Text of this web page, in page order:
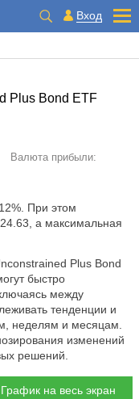
Вход
Plus Bond ETF
Валюта прибыли:
. При этом
а максимальная
Plus Bond
быстро
между
тенденции и
неделям и месяцам.
изменений
решений.
График на весь экран